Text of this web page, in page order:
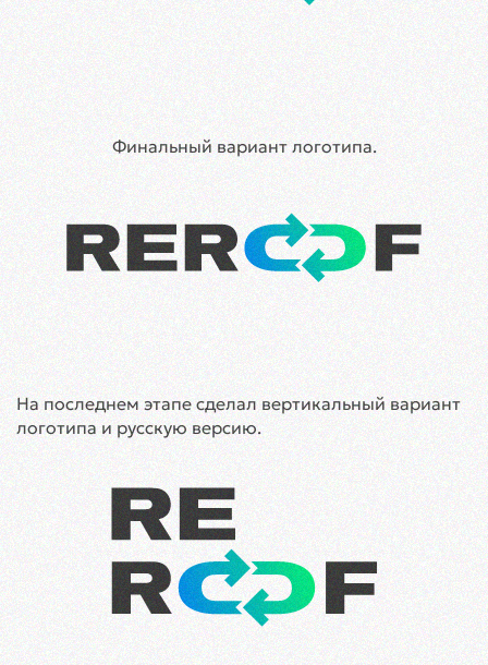
Финальный вариант логотипа.
На последнем этапе сделал вертикальный вариант
логотипа и русскую версию.